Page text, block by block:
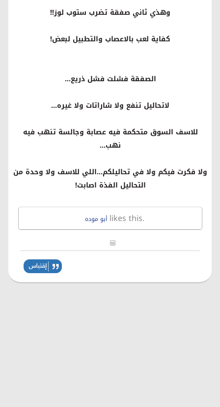
وهذي ثاني صفقة تضرب ستوب لوز!!
كفاية لعب بالاعصاب والتطبيل لبعض!
الصفقة فشلت فشل ذريع...
لاتحاليل تنفع ولا شاراتات ولا غيره...
للاسف السوق متحكمة فيه عصابة وجالسة تنهب فيه
نهب...
ولا فكرت فيكم ولا في تحاليلكم...اللي للاسف ولا وحدة من
التحاليل الفذة اصابت!
أبو موده likes this.